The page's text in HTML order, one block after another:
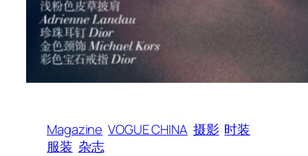
Magazine VOGUE CHINA 摄影 时装
服装 杂志